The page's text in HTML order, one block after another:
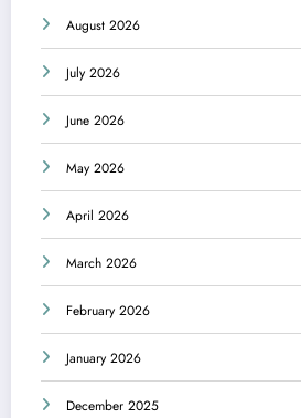
August 2026
July 2026
June 2026
May 2026
April 2026
March 2026
February 2026
January 2026
December 2025